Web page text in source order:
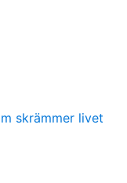
skrämmer livet